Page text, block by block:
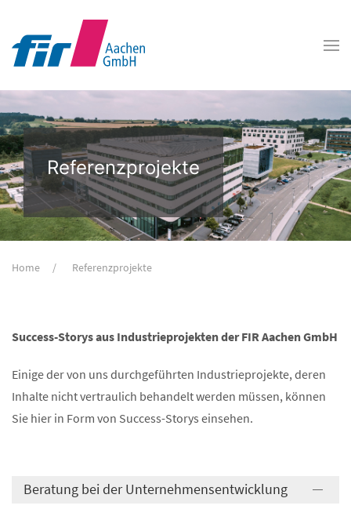
Referenzprojekte
Home Referenzprojekte
Success-Storys aus Industrieprojekten der FIR Aachen GmbH
Einige der von uns durchgeführten Industrieprojekte, deren
Inhalte nicht vertraulich behandelt werden müssen, können
Sie hier in Form von Success-Storys einsehen.
Beratung bei der Unternehmensentwicklung